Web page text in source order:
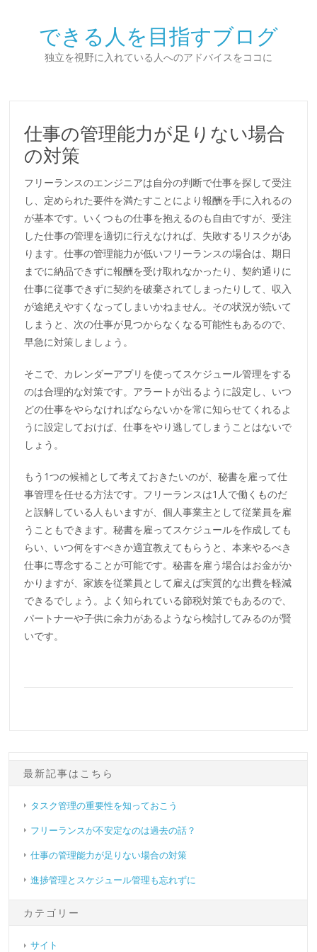
できる人を目指すブログ
独立を視野に入れている人へのアドバイスをココに
仕事の管理能力が足りない場合
の対策
フリーランスのエンジニアは自分の判断で仕事を探して受注
し、定められた要件を満たすことにより報酬を手に入れるの
が基本です。いくつもの仕事を抱えるのも自由ですが、受注
した仕事の管理を適切に行えなければ、失敗するリスクがあ
ります。仕事の管理能力が低いフリーランスの場合は、期日
までに納品できずに報酬を受け取れなかったり、契約通りに
仕事に従事できずに契約を破棄されてしまったりして、収入
が途絶えやすくなってしまいかねません。その状況が続いて
しまうと、次の仕事が見つからなくなる可能性もあるので、
早急に対策しましょう。
そこで、カレンダーアプリを使ってスケジュール管理をする
のは合理的な対策です。アラートが出るように設定し、いつ
どの仕事をやらなければならないかを常に知らせてくれるよ
うに設定しておけば、仕事をやり逃してしまうことはないで
しょう。
もう1つの候補として考えておきたいのが、秘書を雇って仕
事管理を任せる方法です。フリーランスは1人で働くものだ
と誤解している人もいますが、個人事業主として従業員を雇
うこともできます。秘書を雇ってスケジュールを作成しても
らい、いつ何をすべきか適宜教えてもらうと、本来やるべき
仕事に専念することが可能です。秘書を雇う場合はお金がか
かりますが、家族を従業員として雇えば実質的な出費を軽減
できるでしょう。よく知られている節税対策でもあるので、
パートナーや子供に余力があるようなら検討してみるのが賢
いです。
最新記事はこちら
タスク管理の重要性を知っておこう
フリーランスが不安定なのは過去の話？
仕事の管理能力が足りない場合の対策
進捗管理とスケジュール管理も忘れずに
カテゴリー
サイト